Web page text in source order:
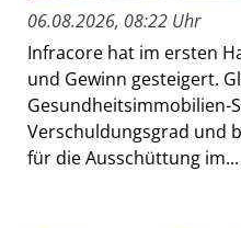
06.08.2026, 08:22 Uhr
Infracore hat im ersten
und Gewinn gesteigert.
Gesundheitsimmobilien-
Verschuldungsgrad und
für die Ausschüttung im...